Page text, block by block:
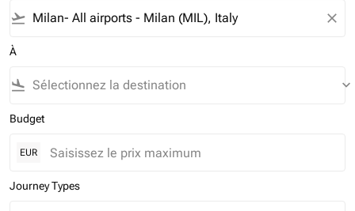
flight_takeoff close
À
flight_land keyboard_arrow_down
Budget
EUR
Journey Types